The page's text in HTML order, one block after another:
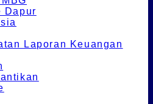
Dapur
Laporan Keuangan